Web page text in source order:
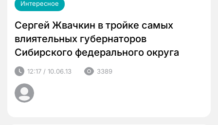
Интересное
Сергей Жвачкин в тройке самых
влиятельных губернаторов
Сибирского федерального округа
12:17 / 10.06.13 3389